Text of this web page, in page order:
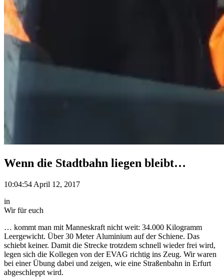
Wenn die Stadtbahn liegen bleibt…
10:04:54 April 12, 2017
in
Wir für euch
… kommt man mit Manneskraft nicht weit: 34.000 Kilogramm
Leergewicht. Über 30 Meter Aluminium auf der Schiene. Das
schiebt keiner. Damit die Strecke trotzdem schnell wieder frei wird,
legen sich die Kollegen von der EVAG richtig ins Zeug. Wir waren
bei einer Übung dabei und zeigen, wie eine Straßenbahn in Erfurt
abgeschleppt wird.